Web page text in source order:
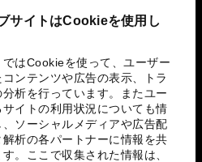
サイトはCookieを使用し
ではCookieを使って、ユーザー
ンテンツや広告の表示、トラ
析を行っています。またユー
イトの利用状況についても情
ソーシャルメディアや広告配
析の各パートナーに情報を共
。ここで収集された情報は、
組み